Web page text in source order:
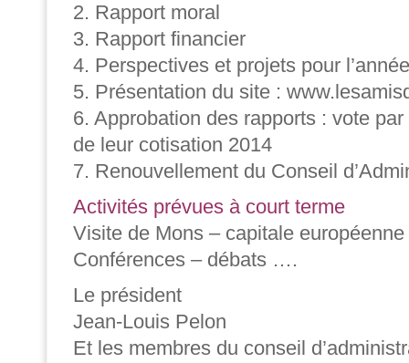
2. Rapport moral
3. Rapport financier
4. Perspectives et projets pour
5. Présentation du site :
6. Approbation des rapports : vote
de leur cotisation 2014
7. Renouvellement du Conseil
Activités prévues à court terme
Visite de Mons – capitale
Conférences – débats ….
Le président
Jean-Louis Pelon
Et les membres du conseil